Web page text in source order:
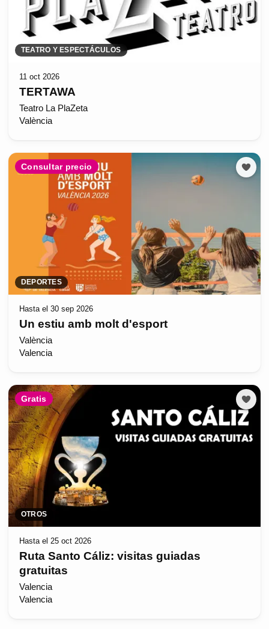
TEATRO Y ESPECTÁCULOS
11 oct 2026
TERTAWA
Teatro La PlaZeta
València
Consultar precio
DEPORTES
Hasta el 30 sep 2026
Un estiu amb molt d'esport
València
Valencia
Gratis
OTROS
Hasta el 25 oct 2026
Ruta Santo Cáliz: visitas guiadas
gratuitas
Valencia
Valencia